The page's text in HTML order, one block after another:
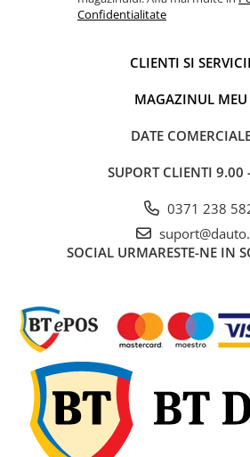
Goarne / Trompete Pneumatice
Rezistoare CANBUS LED
Veste Reflectorizante de Avertizare
Capace inox si jante
Deflectoare geam
Oglinzi auto
Parasolare Camion – Cabina si
Accesorii
Protectii si pasaje roti
Reclame Luminoase
Confidentialitate
CLIENTI SI SERVICII
MAGAZINUL MEU
DATE
SUPORT CLIENTI 9.00
0371 238
SOCIAL URMARESTE-NE IN